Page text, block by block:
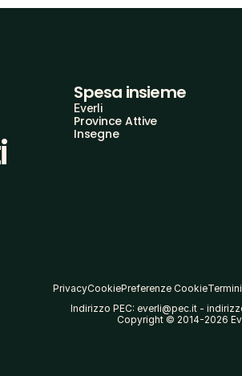
Spesa insieme
Everli
Province Attive
Insegne
PrivacyCookiePreferenze Cookie
Indirizzo PEC: everli@pec.it -
Copyright © 2014-2026